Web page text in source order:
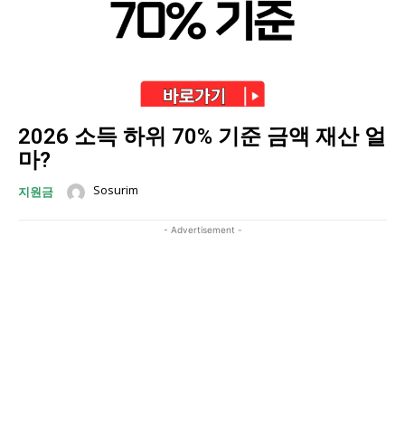
2026 소득 하위 70% 기준 금액 재산 얼
마?
지원금 Sosurim
- Advertisement -